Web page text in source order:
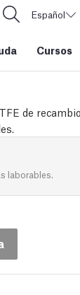
Español
Cursos
de
laborables.